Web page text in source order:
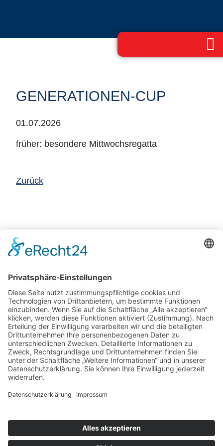
GENERATIONEN-CUP
01.07.2026
früher: besondere Mittwochsregatta
Zurück
Potsdamer Yacht Club e. V.
Königstr. 3A
14109 Berlin
Tel: +49 30 805 35 58
KONTAKT |IMPRESSUM|DATENSCHUTZ